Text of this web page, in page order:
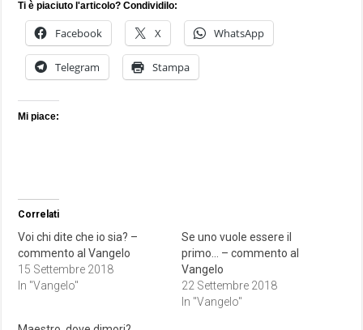
Ti è piaciuto l'articolo? Condividilo:
Facebook X WhatsApp
Telegram Stampa
Mi piace:
Correlati
Voi chi dite che io sia? –
commento al Vangelo
15 Settembre 2018
In "Vangelo"
Se uno vuole essere il
primo… – commento al
Vangelo
22 Settembre 2018
In "Vangelo"